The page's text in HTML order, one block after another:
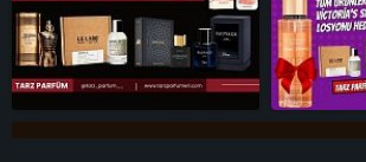
© 2026taksimajans.com